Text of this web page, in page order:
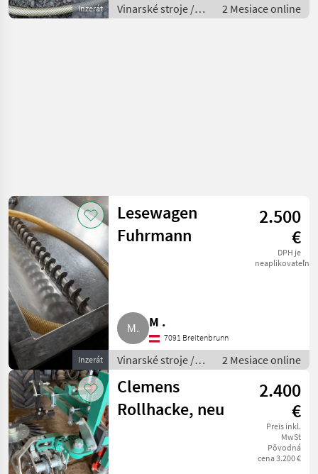
Inzerát
Vinarské stroje /
Ostatné stroje na
2 Mesiace online
Inzerát
Lesewagen
Fuhrmann
2.500
€
DPH je
neaplikovateľné
M .
7091 Breitenbrunn
Vinarské stroje /
Ostatné stroje na
vinohradníctvo
2 Mesiace online
Clemens
Rollhacke, neu
2.400
€
Preis inkl.
MwSt
Pôvodná
cena 3.200 €